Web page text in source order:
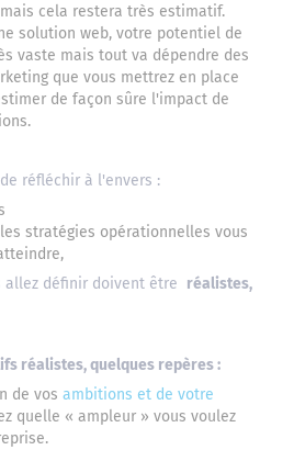
cela restera très estimatif.
solution web, votre potentiel de
vaste mais tout va dépendre des
que vous mettrez en place
de façon sûre l'impact de
réfléchir à l'envers :
stratégies opérationnelles vous
allez définir doivent être réalistes,
réalistes, quelques repères :
de vos ambitions et de votre
quelle « ampleur » vous voulez